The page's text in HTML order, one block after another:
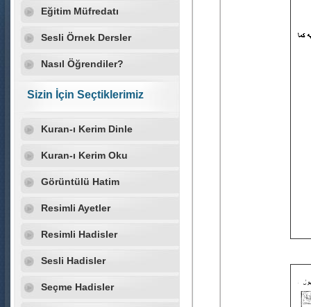
Eğitim Müfredatı
Sesli Örnek Dersler
Nasıl Öğrendiler?
Sizin İçin Seçtiklerimiz
Kuran-ı Kerim Dinle
Kuran-ı Kerim Oku
Görüntülü Hatim
Resimli Ayetler
Resimli Hadisler
Sesli Hadisler
Seçme Hadisler